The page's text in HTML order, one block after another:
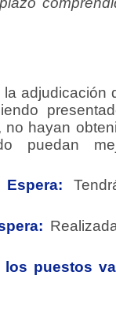
adjudicación
hayan
puedan
puestos